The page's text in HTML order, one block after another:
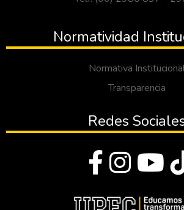
Normatividad
Normativa
Transparencia
Redes